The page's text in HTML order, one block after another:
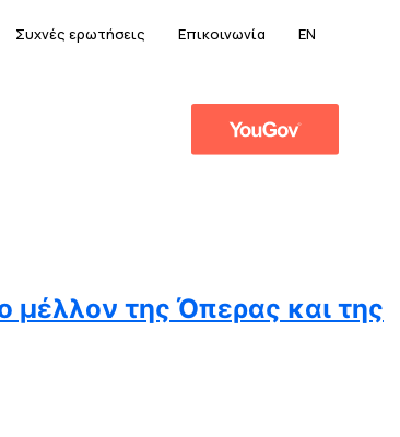
Συχνές ερωτήσεις Επικοινωνία EN
μέλλον της Όπερας και της